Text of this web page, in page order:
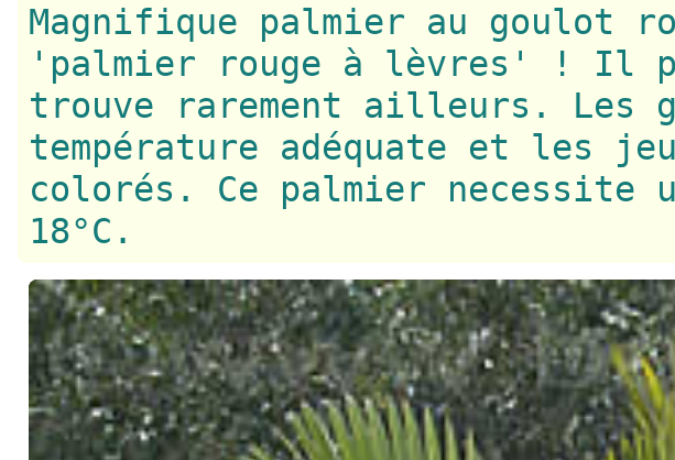
Magnifique palmier au goulot
'palmier rouge à lèvres' ! Il
trouve rarement ailleurs. Les
température adéquate et les
colorés. Ce palmier necessite
18°C.